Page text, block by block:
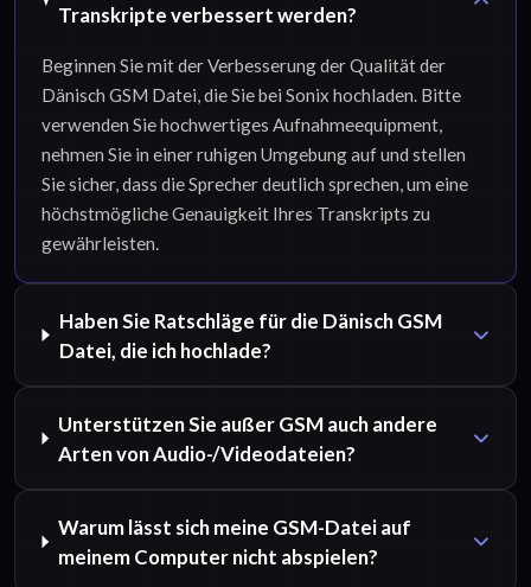
Transkripte verbessert werden?
Beginnen Sie mit der Verbesserung der Qualität der
Dänisch GSM Datei, die Sie bei Sonix hochladen. Bitte
verwenden Sie hochwertiges Aufnahmeequipment,
nehmen Sie in einer ruhigen Umgebung auf und stellen
Sie sicher, dass die Sprecher deutlich sprechen, um eine
höchstmögliche Genauigkeit Ihres Transkripts zu
gewährleisten.
Haben Sie Ratschläge für die Dänisch GSM
Datei, die ich hochlade?
Unterstützen Sie außer GSM auch andere
Arten von Audio-/Videodateien?
Warum lässt sich meine GSM-Datei auf
meinem Computer nicht abspielen?